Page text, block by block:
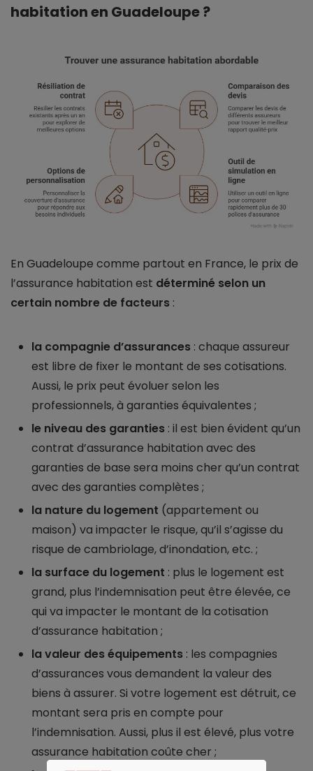
habitation en Guadeloupe ?
En Guadeloupe comme partout en France, le prix de
l’assurance habitation est déterminé selon un
certain nombre de facteurs :
la compagnie d’assurances : chaque assureur
est libre de fixer le montant de ses cotisations.
Aussi, le prix peut évoluer selon les
professionnels, à garanties équivalentes ;
le niveau des garanties : il est bien évident qu’un
contrat d’assurance habitation avec des
garanties de base sera moins cher qu’un contrat
avec des garanties complètes ;
la nature du logement (appartement ou
maison) va impacter le risque, qu’il s’agisse du
risque de cambriolage, d’inondation, etc. ;
la surface du logement : plus le logement est
grand, plus l’indemnisation peut être élevée, ce
qui va impacter le montant de la cotisation
d’assurance habitation ;
la valeur des équipements : les compagnies
d’assurances vous demandent la valeur des
biens à assurer. Si votre logement est détruit, ce
montant sera pris en compte pour
l’indemnisation. Aussi, plus il est élevé, plus votre
assurance habitation coûte cher ;